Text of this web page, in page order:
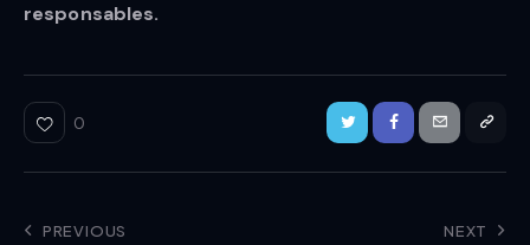
responsables.
0
PREVIOUS NEXT